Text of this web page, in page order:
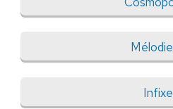
Infixe